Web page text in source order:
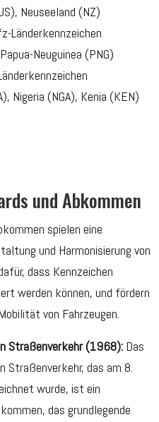
Neuseeland (NZ)
Länderkennzeichen
Neuguinea (PNG)
Nigeria (NGA), Kenia (KEN)
und Abkommen
spielen eine
und Harmonisierung von
dass Kennzeichen
werden können, und fördern
von Fahrzeugen.
Straßenverkehr (1968): Das
Straßenverkehr, das am 8.
wurde, ist ein
das grundlegende